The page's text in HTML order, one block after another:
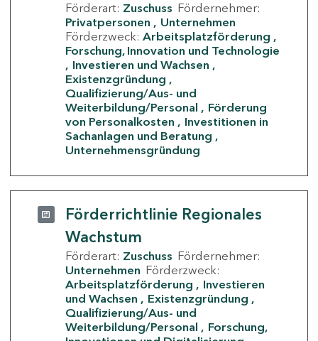
Förderart: Zuschuss Fördernehmer:
Privatpersonen
Unternehmen
Förderzweck: Arbeitsplatzförderung
Forschung, Innovation und Technologie
Investieren und Wachsen
Existenzgründung
Qualifizierung/Aus- und
Weiterbildung/Personal
Förderung
von Personalkosten
Investitionen in
Sachanlagen und Beratung
Unternehmensgründung
Förderrichtlinie Regionales
Wachstum
Förderart: Zuschuss Fördernehmer:
Unternehmen Förderzweck:
Arbeitsplatzförderung
Investieren
und Wachsen
Existenzgründung
Qualifizierung/Aus- und
Weiterbildung/Personal
Forschung,